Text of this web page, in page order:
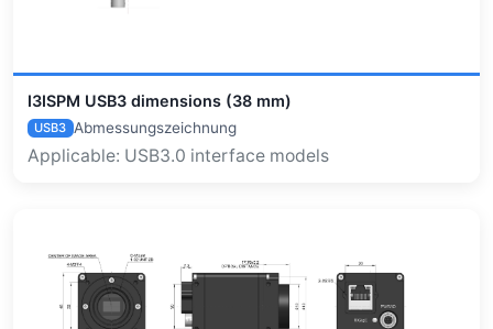
I3ISPM USB3 dimensions (38 mm)
USB3 Abmessungszeichnung
Applicable: USB3.0 interface models